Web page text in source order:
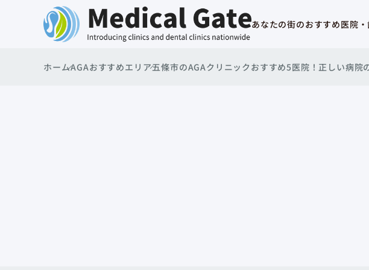
あなたの街のおすすめ医院
ホームAGAおすすめエリア五條市のAGAクリニックおすすめ5医院！正しい病